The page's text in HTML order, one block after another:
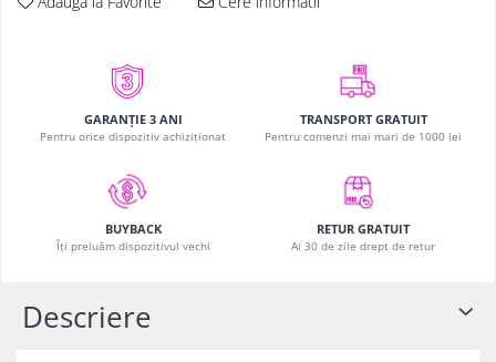
Series 11
Series SE 3
GARANȚIE 3 ANI
Pentru orice dispozitiv achiziționat
TRANSPORT GRATUIT
Pentru comenzi mai mari de 1000 lei
BUYBACK
Îți preluăm dispozitivul vechi
RETUR GRATUIT
Ai 30 de zile drept de retur
Descriere